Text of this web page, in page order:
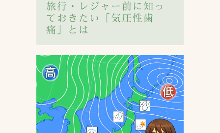
旅行・レジャー前に知っ
ておきたい「気圧性歯
痛」とは